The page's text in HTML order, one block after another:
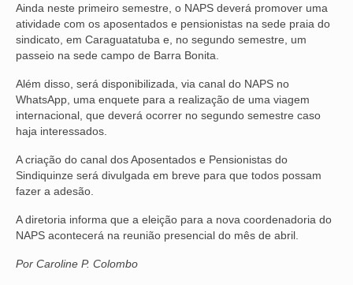
SOLIDARIEDADE
TÉCNICOS JUDICIÁRIOS
TECNOLOGIA DA INFORMAÇÃO
Ainda neste primeiro semestre, o NAPS deverá promover uma
atividade com os aposentados e pensionistas na sede praia do
sindicato, em Caraguatatuba e, no segundo semestre, um
passeio na sede campo de Barra Bonita.
Além disso, será disponibilizada, via canal do NAPS no
WhatsApp, uma enquete para a realização de uma viagem
internacional, que deverá ocorrer no segundo semestre caso
haja interessados.
A criação do canal dos Aposentados e Pensionistas do
Sindiquinze será divulgada em breve para que todos possam
fazer a adesão.
A diretoria informa que a eleição para a nova coordenadoria do
NAPS acontecerá na reunião presencial do mês de abril.
Por Caroline P. Colombo